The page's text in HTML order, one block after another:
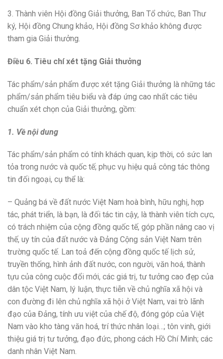
3. Thành viên Hội đồng Giải thưởng, Ban Tổ chức, Ban Thư
ký, Hội đồng Chung khảo, Hội đồng Sơ khảo không được
tham gia Giải thưởng.
Điều 6. Tiêu chí xét tặng Giải thưởng
Tác phẩm/sản phẩm được xét tặng Giải thưởng là những tác
phẩm/sản phẩm tiêu biểu và đáp ứng cao nhất các tiêu
chuẩn xét chọn của Giải thưởng, gồm:
1. Về nội dung
Tác phẩm/sản phẩm có tính khách quan, kịp thời, có sức lan
tỏa trong nước và quốc tế; phục vụ hiệu quả công tác thông
tin đối ngoại, cụ thể là:
– Quảng bá về đất nước Việt Nam hoà bình, hữu nghị, hợp
tác, phát triển, là bạn, là đối tác tin cậy, là thành viên tích cực,
có trách nhiệm của cộng đồng quốc tế, góp phần nâng cao vị
thế, uy tín của đất nước và Đảng Cộng sản Việt Nam trên
trường quốc tế. Lan toả đến cộng đồng quốc tế lịch sử,
truyền thống, hình ảnh đất nước, con người, văn hoá, thành
tựu của công cuộc đổi mới, các giá trị, tư tưởng cao đẹp của
dân tộc Việt Nam, lý luận, thực tiễn về chủ nghĩa xã hội và
con đường đi lên chủ nghĩa xã hội ở Việt Nam, vai trò lãnh
đạo của Đảng, tính ưu việt của chế độ, đóng góp của Việt
Nam vào kho tàng văn hoá, trí thức nhân loại…; tôn vinh, giới
thiệu giá trị tư tưởng, đạo đức, phong cách Hồ Chí Minh; các
danh nhân Việt Nam.